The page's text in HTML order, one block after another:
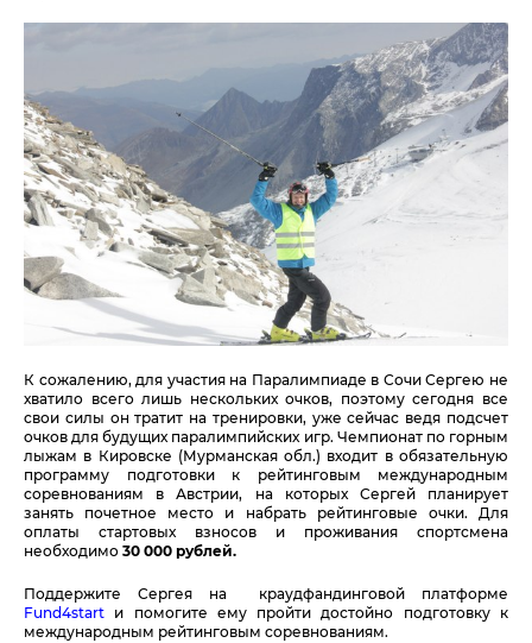
К сожалению, для участия на Паралимпиаде в Сочи Сергею не
хватило всего лишь нескольких очков, поэтому сегодня все
свои силы он тратит на тренировки, уже сейчас ведя подсчет
очков для будущих паралимпийских игр. Чемпионат по горным
лыжам в Кировске (Мурманская обл.) входит в обязательную
программу подготовки к рейтинговым международным
соревнованиям в Австрии, на которых Сергей планирует
занять почетное место и набрать рейтинговые очки. Для
оплаты стартовых взносов и проживания спортсмена
необходимо30 000 рублей.
Поддержите Сергея на краудфандинговой платформе
Fund4start и помогите ему пройти достойно подготовку к
международным рейтинговым соревнованиям.